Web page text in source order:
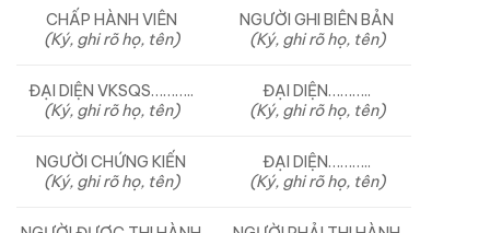
CHẤP HÀNH VIÊN
(Ký, ghi rõ họ, tên)
NGƯỜI GHI BIÊN BẢN
(Ký, ghi rõ họ, tên)
ĐẠI DIỆN VKSQS………..
(Ký, ghi rõ họ, tên)
ĐẠI DIỆN………..
(Ký, ghi rõ họ, tên)
NGƯỜI CHỨNG KIẾN
(Ký, ghi rõ họ, tên)
ĐẠI DIỆN………..
(Ký, ghi rõ họ, tên)